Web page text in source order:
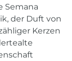
Semana
der Duft von
Kerzen